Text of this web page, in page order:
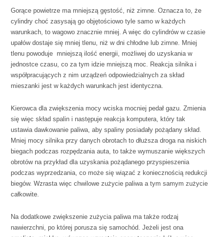
Gorące powietrze ma mniejszą gęstość, niż zimne. Oznacza to, że
cylindry choć zasysają go objętościowo tyle samo w każdych
warunkach, to wagowo znacznie mniej. A więc do cylindrów w czasie
upałów dostaje się mniej tlenu, niż w dni chłodne lub zimne. Mniej
tlenu powoduje mniejszą ilość energii, możliwej do uzyskania w
jednostce czasu, co za tym idzie mniejszą moc. Reakcja silnika i
współpracujących z nim urządzeń odpowiedzialnych za skład
mieszanki jest w każdych warunkach jest identyczna.
Kierowca dla zwiększenia mocy wciska mocniej pedał gazu. Zmienia
się więc skład spalin i następuje reakcja komputera, który tak
ustawia dawkowanie paliwa, aby spaliny posiadały pożądany skład.
Mniej mocy silnika przy danych obrotach to dłuższa droga na niskich
biegach podczas rozpędzania auta, to także wymuszanie większych
obrotów na przykład dla uzyskania pożądanego przyspieszenia
podczas wyprzedzania, co może się wiązać z koniecznością redukcji
biegów. Wzrasta więc chwilowe zużycie paliwa a tym samym zużycie
całkowite.
Na dodatkowe zwiększenie zużycia paliwa ma także rodzaj
nawierzchni, po której porusza się samochód. Jeżeli jest ona